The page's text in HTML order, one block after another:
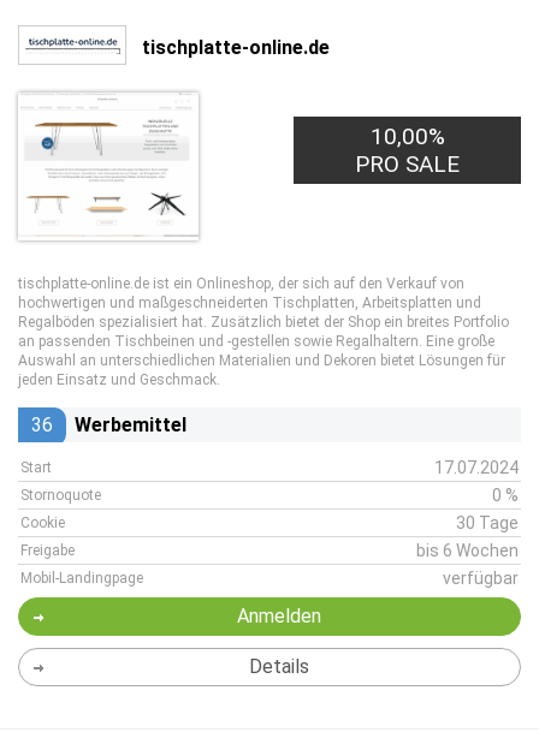
tischplatte-online.de
10,00%
PRO SALE
tischplatte-online.de ist ein Onlineshop, der sich auf den Verkauf von
hochwertigen und maßgeschneiderten Tischplatten, Arbeitsplatten und
Regalböden spezialisiert hat. Zusätzlich bietet der Shop ein breites Portfolio
an passenden Tischbeinen und -gestellen sowie Regalhaltern. Eine große
Auswahl an unterschiedlichen Materialien und Dekoren bietet Lösungen für
jeden Einsatz und Geschmack.
36 Werbemittel
Start 17.07.2024
Stornoquote 0 %
Cookie 30 Tage
Freigabe bis 6 Wochen
Mobil-Landingpage verfügbar
Anmelden
Details